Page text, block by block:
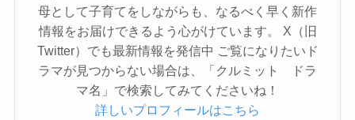
母として子育てをしながらも、なるべく早く新作
情報をお届けできるよう心がけています。 X（旧
Twitter）でも最新情報を発信中 ご覧になりたいド
ラマが見つからない場合は、「クルミット ドラ
マ名」で検索してみてくださいね！
詳しいプロフィールはこちら